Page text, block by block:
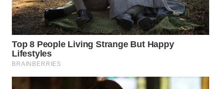
WN
BEKASI
WN
BOGOR